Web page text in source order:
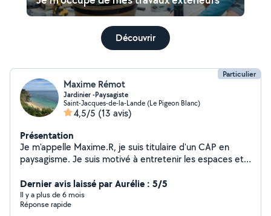
Découvrir
Particulier
Maxime Rémot
Jardinier -Paysagiste
Saint-Jacques-de-la-Lande (Le Pigeon Blanc)
4,5/5 (13 avis)
Présentation
Je m'appelle Maxime.R, je suis titulaire d'un CAP en
paysagisme. Je suis motivé à entretenir les espaces et à
service des gens.
Dernier avis laissé par Aurélie : 5/5
Il y a plus de 6 mois
Réponse rapide